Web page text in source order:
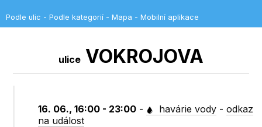
Podle ulic - Podle kategorií - Mapa - Mobilní aplikace
ulice VOKROJOVA
16. 06., 16:00 - 23:00 - havárie vody -odkaz
na událost